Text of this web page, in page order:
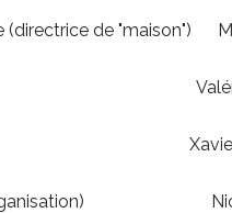
(directrice de "maison")
Valérie
Xavier